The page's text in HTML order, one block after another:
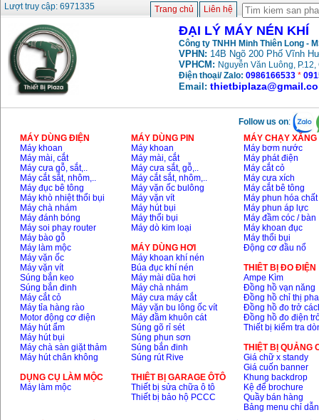
Máy nén khí Fusheng
D1 (0.5HP)
Máy nén khí Puma
PX5160 (5HP)
Giá:27500000
loan PK2100 (2HP)
Giá: 17900000
Máy nén khí không
dầu ABAC OM015
(1.5HP)
Giá:5250000
Lượt truy cập: 6971335
Trang chủ Liên hệ
ĐẠI LÝ MÁY NÉN KHÍ
Công ty TNHH Minh Thiên Long -
VPHN: 14B Ngõ 200 Phố Vĩnh
VPHCM: Nguyễn Văn Luông,
Điện thoại/ Zalo: 0986166533 *
Email:
Follow us on:
MÁY DÙNG ĐIỆN
Máy khoan
Máy mài, cắt
Máy cưa gỗ, sắt,..
Máy cắt sắt, nhôm,..
Máy đục bê tông
Máy khò nhiệt thổi bụi
Máy chà nhám
Máy đánh bóng
Máy soi phay router
Máy bào gỗ
Máy làm mộc
Máy vặn ốc
Máy vặn vít
Súng bắn keo
Súng bắn đinh
Máy cắt cỏ
Máy tỉa hàng rào
Motor động cơ điện
Máy hút ẩm
Máy hút bụi
Máy chà sàn giặt thảm
Máy hút chân không
DỤNG CỤ LÀM MỘC
Máy làm mộc
MÁY DÙNG PIN
Máy khoan
Máy mài, cắt
Máy cưa sắt, gỗ,..
Máy cắt sắt, nhôm,..
Máy vặn ốc bulông
Máy vặn vít
Máy hút bụi
Máy thổi bụi
Máy dò kim loại
MÁY DÙNG HƠI
Máy khoan khí nén
Búa đục khí nén
Máy mài dũa hơi
Máy chà nhám
Máy cưa máy cắt
Máy vặn bu lông ốc vít
Máy đầm khuôn cát
Súng gõ rỉ sét
Súng phun sơn
Súng bắn đinh
Súng rút Rive
THIÊT BỊ GARAGE ÔTÔ
Thiết bị sửa chữa ô tô
Thiết bị bảo hộ PCCC
MÁY CHẠY
Máy bơm nước
Máy phát điện
Máy cắt cỏ
Máy cưa xích
Máy cắt bê tông
Máy phun hóa chất
Máy phun áp lực
Máy đầm cóc / bàn
Máy khoan đục
Máy thổi bụi
Động cơ đầu nổ
THIÊT BỊ ĐO ĐIỆN
Ampe Kìm
Đồng hồ vạn năng
Đồng hồ chỉ thị pha
Đồng hồ đo trở
Đồng hồ đo điện
Thiết bị kiểm tra
THIỆT BỊ QUẢNG
Giá chữ x standy
Giá cuốn banner
Khung backdrop
Kệ để brochure
Quầy bán hàng
Bảng menu chỉ dẫn